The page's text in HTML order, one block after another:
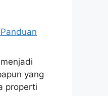
yang
properti